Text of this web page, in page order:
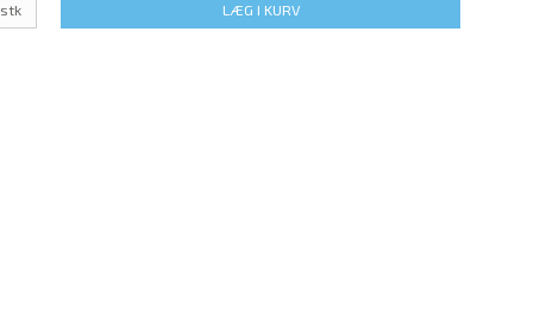
stk LÆG I KURV